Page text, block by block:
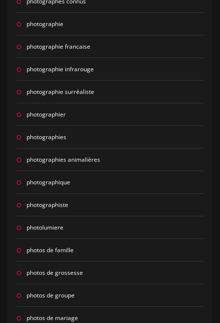
photographie
photographie francaise
photographie infrarouge
photographie surréaliste
photographier
photographies
photographies animalières
photographique
photographiste
photolumiere
photos de famille
photos de grossesse
photos de groupe
photos de mariage